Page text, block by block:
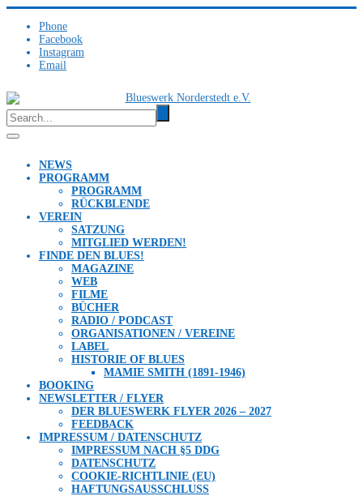
Phone
Facebook
Instagram
Email
NEWS
PROGRAMM
PROGRAMM
RÜCKBLENDE
VEREIN
SATZUNG
MITGLIED WERDEN!
FINDE DEN BLUES!
MAGAZINE
WEB
FILME
BÜCHER
RADIO / PODCAST
ORGANISATIONEN / VEREINE
LABEL
HISTORIE OF BLUES
MAMIE SMITH (1891-1946)
BOOKING
NEWSLETTER / FLYER
DER BLUESWERK FLYER 2026 – 2027
FEEDBACK
IMPRESSUM / DATENSCHUTZ
IMPRESSUM NACH §5 DDG
DATENSCHUTZ
COOKIE-RICHTLINIE (EU)
HAFTUNGSAUSSCHLUSS